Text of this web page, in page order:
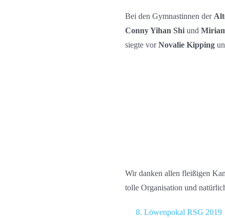
Bei den Gymnastinnen der
Conny Yihan Shiund
siegte vorNovalie Kipping
Wir danken allen fleißigen
tolle Organisation und
8. Löwenpokal RSG 2019